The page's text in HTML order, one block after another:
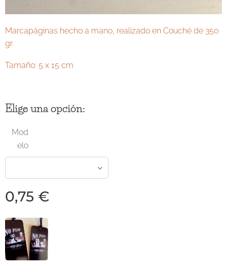
Marcapáginas hecho a mano, realizado en Couché de 350
gr.
Tamaño: 5 x 15 cm
Elige una opción:
Mod
elo
0,75 €